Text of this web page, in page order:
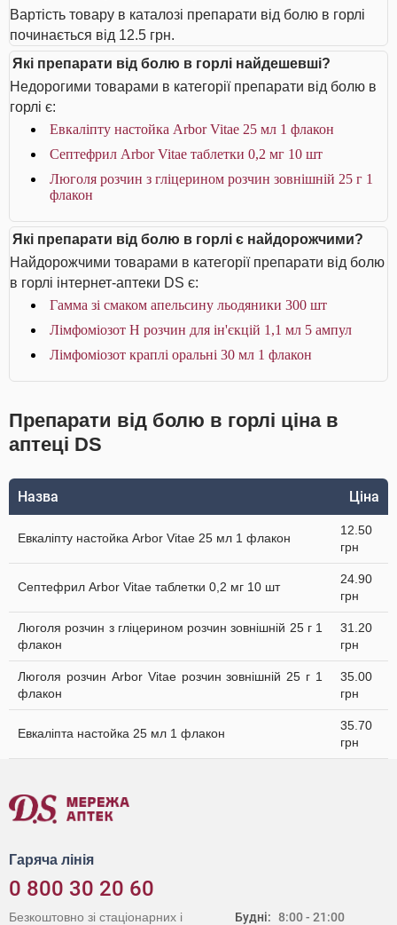
Вартість товару в каталозі препарати від болю в горлі
починається від 12.5 грн.
Які препарати від болю в горлі найдешевші?
Недорогими товарами в категорії препарати від болю в
горлі є:
Евкаліпту настойка Arbor Vitae 25 мл 1 флакон
Септефрил Arbor Vitae таблетки 0,2 мг 10 шт
Люголя розчин з гліцерином розчин зовнішній 25 г 1
флакон
Які препарати від болю в горлі є найдорожчими?
Найдорожчими товарами в категорії препарати від болю
в горлі інтернет-аптеки DS є:
Гамма зі смаком апельсину льодяники 300 шт
Лімфоміозот Н розчин для ін'єкцій 1,1 мл 5 ампул
Лімфоміозот краплі оральні 30 мл 1 флакон
Препарати від болю в горлі ціна в
аптеці DS
Назва Ціна
Евкаліпту настойка Arbor Vitae 25 мл 1 флакон
12.50
грн
Септефрил Arbor Vitae таблетки 0,2 мг 10 шт
24.90
грн
Люголя розчин з гліцерином розчин зовнішній 25 г 1
флакон
31.20
грн
Люголя розчин Arbor Vitae розчин зовнішній 25 г 1
флакон
35.00
грн
Евкаліпта настойка 25 мл 1 флакон
35.70
грн
Гаряча лінія
0 800 30 20 60
Будні: 8:00 - 21:00
Безкоштовно зі стаціонарних і